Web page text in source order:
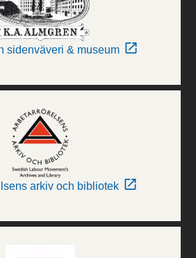
sidenväveri & museum
arkiv och bibliotek